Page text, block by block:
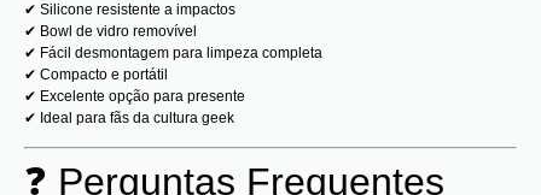
✔ Silicone resistente a impactos
✔ Bowl de vidro removível
✔ Fácil desmontagem para limpeza completa
✔ Compacto e portátil
✔ Excelente opção para presente
✔ Ideal para fãs da cultura geek
❓ Perguntas Frequentes